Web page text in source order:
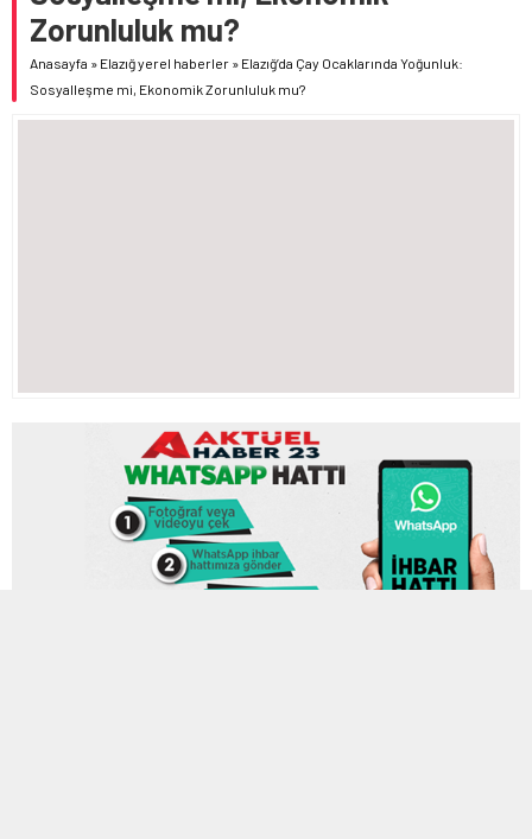
Zorunluluk mu?
Anasayfa » Elazığ yerel haberler » Elazığ’da Çay Ocaklarında Yoğunluk:
Sosyalleşme mi, Ekonomik Zorunluluk mu?